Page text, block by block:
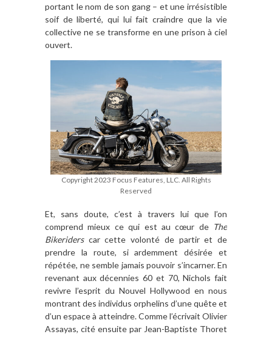
portant le nom de son gang – et une irrésistible
soif de liberté, qui lui fait craindre que la vie
collective ne se transforme en une prison à ciel
ouvert.
Copyright 2023 Focus Features, LLC. All Rights
Reserved
Et, sans doute, c’est à travers lui que l’on
comprend mieux ce qui est au cœur de The
Bikeriderscar cette volonté de partir et de
prendre la route, si ardemment désirée et
répétée, ne semble jamais pouvoir s’incarner. En
revenant aux décennies 60 et 70, Nichols fait
revivre l’esprit du Nouvel Hollywood en nous
montrant des individus orphelins d’une quête et
d’un espace à atteindre. Comme l’écrivait Olivier
Assayas, cité ensuite par Jean-Baptiste Thoret